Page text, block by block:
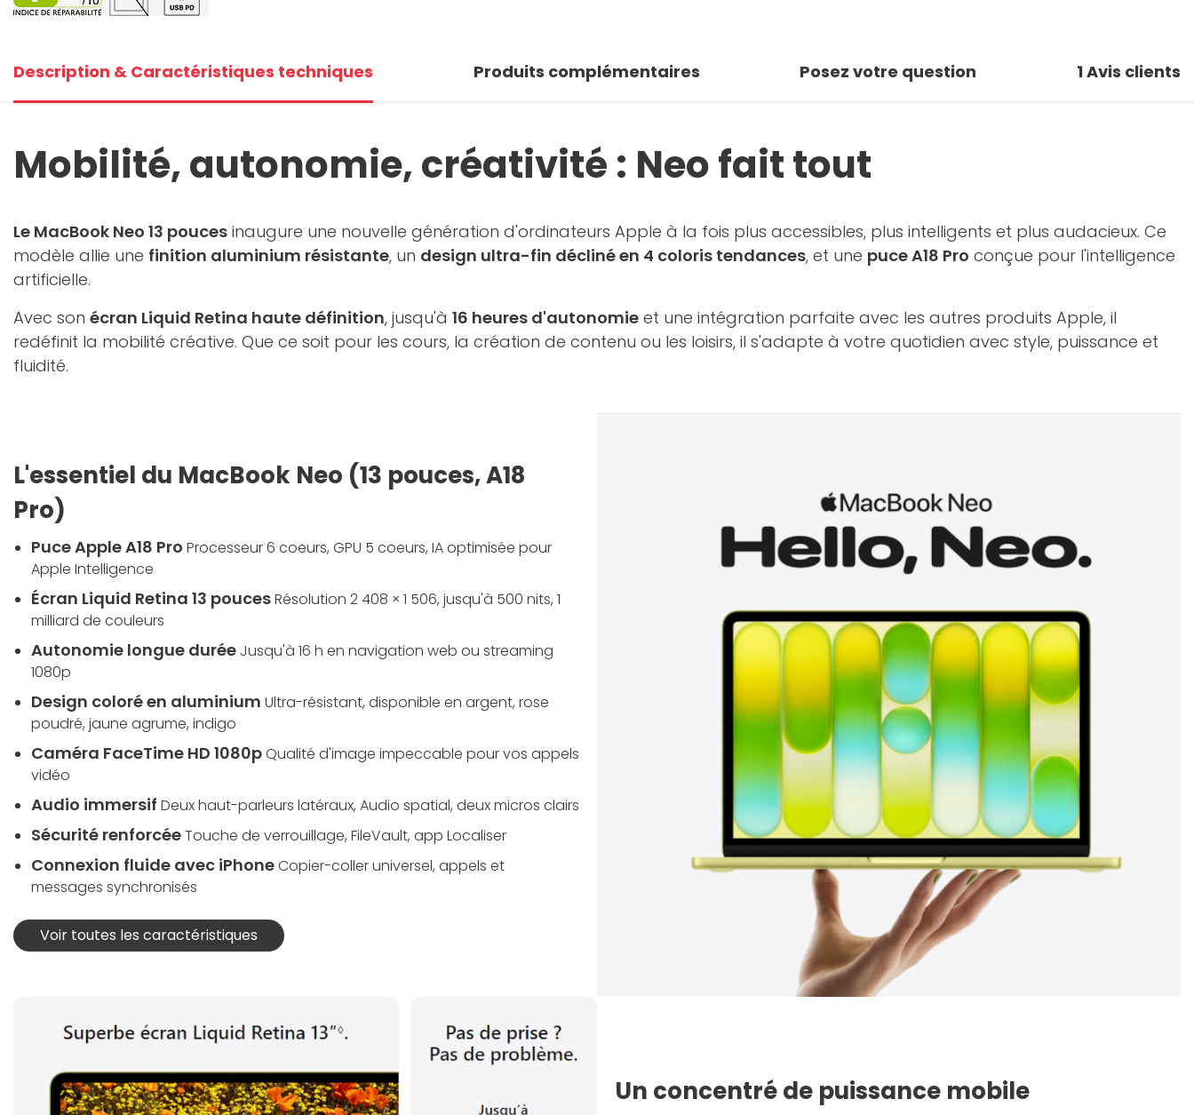
Description & Caractéristiques techniques Produits complémentaires Posez votre question 1Avis clients
Mobilité, autonomie, créativité : Neo fait tout
Le MacBook Neo 13 pouces inaugure une nouvelle génération d'ordinateurs Apple à la fois plus accessibles, plus intelligents et plus audacieux. Ce
modèle allie une finition aluminium résistante, un design ultra-fin décliné en 4 coloris tendances, et une puce A18 Pro conçue pour l'intelligence
artificielle.
Avec son écran Liquid Retina haute définition, jusqu'à 16 heures d'autonomie et une intégration parfaite avec les autres produits Apple, il
redéfinit la mobilité créative. Que ce soit pour les cours, la création de contenu ou les loisirs, il s'adapte à votre quotidien avec style, puissance et
fluidité.
L'essentiel du MacBook Neo (13 pouces, A18
Pro)
Puce Apple A18 Pro Processeur 6 coeurs, GPU 5 coeurs, IA optimisée pour
Apple Intelligence
Écran Liquid Retina 13 poucesRésolution 2 408 × 1 506, jusqu'à 500 nits, 1
milliard de couleurs
Autonomie longue durée Jusqu'à 16 h en navigation web ou streaming
1080p
Design coloré en aluminium Ultra-résistant, disponible en argent, rose
poudré, jaune agrume, indigo
Caméra FaceTime HD 1080pQualité d'image impeccable pour vos appels
vidéo
Audio immersif Deux haut-parleurs latéraux, Audio spatial, deux micros clairs
Sécurité renforcéeTouche de verrouillage, FileVault, app Localiser
Connexion fluide avec iPhoneCopier-coller universel, appels et
messages synchronisés
Voir toutes les caractéristiques
Un concentré de puissance mobile